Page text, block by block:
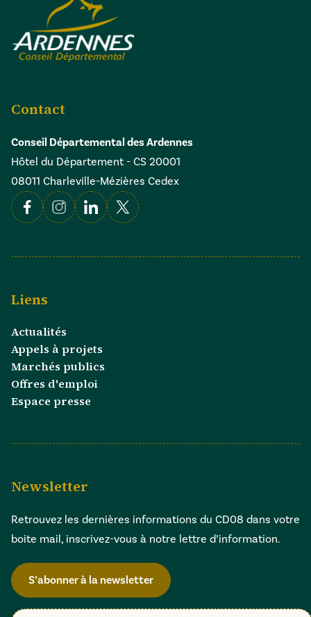
Contact
Conseil Départemental des Ardennes
Hôtel du Département - CS 20001
08011 Charleville-Mézières Cedex
FacebookInstagramLinkedin
X
Liens
Actualités
Appels à projets
Marchés publics
Offres d'emploi
Espace presse
Newsletter
Retrouvez les dernières informations du CD08 dans votre
boite mail, inscrivez-vous à notre lettre d’information.
S’abonner à la newsletter